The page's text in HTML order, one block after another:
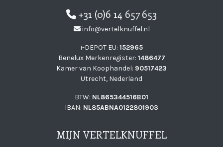
+31 (0)6 14 657 653
info@vertelknuffel.nl
i-DEPOT EU: 152965
Benelux Merkenregister: 1486477
Kamer van Koophandel: 90517423
Utrecht, Nederland
BTW: NL865344516B01
IBAN: NL85ABNA0122801903
MIJN VERTELKNUFFEL